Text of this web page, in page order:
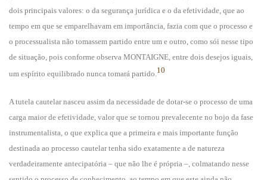
dois principais valores: o da segurança jurídica e o da efetividade, que ao
tempo em que se emparelhavam em importância, fazia com que o processo e
o processualista não tomassem partido entre um e outro, como sói nesse tipo
de situação, pois conforme observa MONTAIGNE, entre dois desejos iguais,
um espírito equilibrado nunca tomará partido.10
A tutela cautelar nasceu assim da necessidade de dotar-se o processo de uma
carga maior de efetividade, valor que se tornou prevalecente no bojo da fase
instrumentalista, o que explica que a primeira e mais importante função
destinada ao processo cautelar tenha sido exatamente a de natureza
verdadeiramente antecipatória – que não lhe é própria –, colmatando nesse